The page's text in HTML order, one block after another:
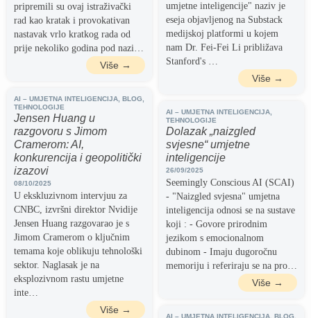
pripremili su ovaj istraživački
rad kao kratak i provokativan
nastavak vrlo kratkog rada od
prije nekoliko godina pod nazi…
Više →
umjetne inteligencije" naziv je
eseja objavljenog na Substack
medijskoj platformi u kojem
nam Dr. Fei-Fei Li približava
Stanford's …
Više →
AI – UMJETNA INTELIGENCIJA BLOG
TEHNOLOGIJE
Jensen Huang u
razgovoru s Jimom
Cramerom: AI,
konkurencija i geopolitički
izazovi
08/10/2025
U ekskluzivnom intervjuu za
CNBC, izvršni direktor Nvidije
Jensen Huang razgovarao je s
Jimom Cramerom o ključnim
temama koje oblikuju tehnološki
sektor. Naglasak je na
eksplozivnom rastu umjetne
inte…
Više →
AI – UMJETNA INTELIGENCIJA
TEHNOLOGIJE
Dolazak „naizgled
svjesne“ umjetne
inteligencije
26/09/2025
Seemingly Conscious AI (SCAI)
- "Naizgled svjesna" umjetna
inteligencija odnosi se na sustave
koji : - Govore prirodnim
jezikom s emocionalnom
dubinom - Imaju dugoročnu
memoriju i referiraju se na pro…
Više →
AI – UMJETNA INTELIGENCIJA BLOG